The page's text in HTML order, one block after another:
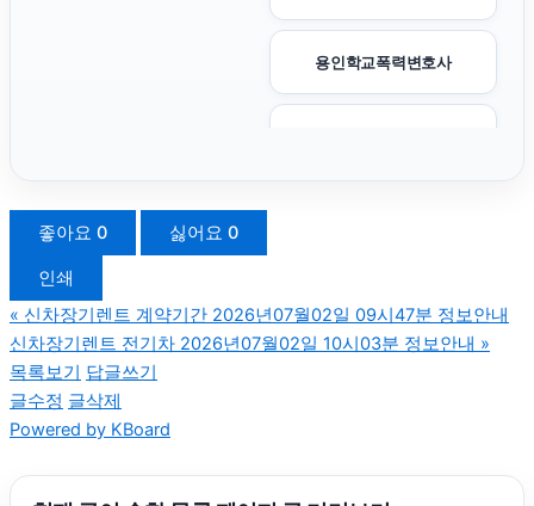
용인학교폭력변호사
파양보호소
좋아요 0 싫어요 0
인쇄
« 신차장기렌트 계약기간 2026년07월02일 09시47분 정보안내
신차장기렌트 전기차 2026년07월02일 10시03분 정보안내 »
목록보기 답글쓰기
글수정 글삭제
Powered by KBoard